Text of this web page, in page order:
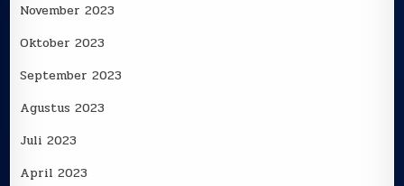
November 2023
Oktober 2023
September 2023
Agustus 2023
Juli 2023
April 2023